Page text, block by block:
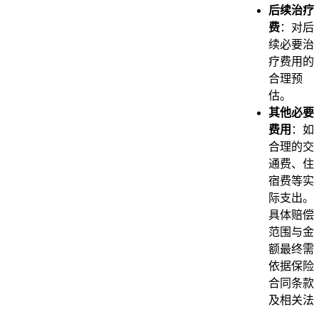
后续治疗
费：对后
续必要治
疗费用的
合理预
估。
其他必要
费用 ：如
合理的交
通费、住
宿费等实
际支出。
具体赔偿
范围与金
额最终需
依据保险
合同条款
及相关法